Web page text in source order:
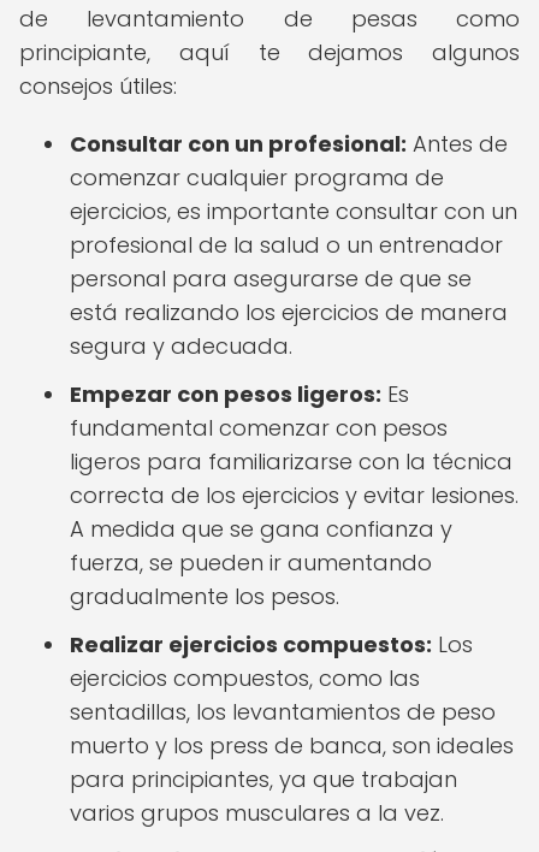
de levantamiento de pesas como
principiante, aquí te dejamos algunos
consejos útiles:
Consultar con un profesional: Antes de
comenzar cualquier programa de
ejercicios, es importante consultar con un
profesional de la salud o un entrenador
personal para asegurarse de que se
está realizando los ejercicios de manera
segura y adecuada.
Empezar con pesos ligeros: Es
fundamental comenzar con pesos
ligeros para familiarizarse con la técnica
correcta de los ejercicios y evitar lesiones.
A medida que se gana confianza y
fuerza, se pueden ir aumentando
gradualmente los pesos.
Realizar ejercicios compuestos: Los
ejercicios compuestos, como las
sentadillas, los levantamientos de peso
muerto y los press de banca, son ideales
para principiantes, ya que trabajan
varios grupos musculares a la vez.